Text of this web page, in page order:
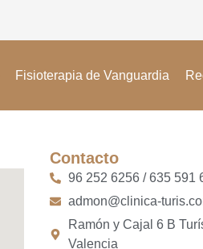
Fisioterapia de Vanguardia
Contacto
96 252 6256 / 635 591
admon@clinica-
Ramón y Cajal 6 B
Valencia